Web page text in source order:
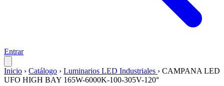
Entrar
Inicio › Catálogo › Luminarios LED Industriales › CAMPANA LED
UFO HIGH BAY 165W-6000K-100-305V-120°